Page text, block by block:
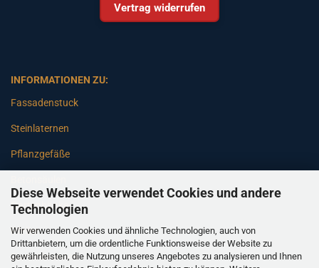
Diese Webseite verwendet Cookies und andere
Technologien
Wir verwenden Cookies und ähnliche Technologien, auch von
Drittanbietern, um die ordentliche Funktionsweise der Website zu
gewährleisten, die Nutzung unseres Angebotes zu analysieren und Ihnen
Vertrag widerrufen
INFORMATIONEN ZU:
Fassadenstuck
Steinlaternen
Pflanzgefäße
Gartenbänke
Pfeiler
Gartenbrunnen